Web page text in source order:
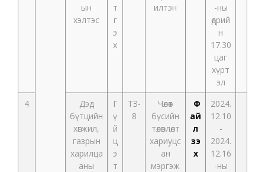
ын
хэлтэс
т
г
э
х
илтэн
-ны
өдрий
н
17.30
цаг
хүрт
эл
4
Дэд
бүтцийн
хөгжил,
газрын
харилца
аны
Г
ү
й
ц
э
т
ТЗ-
8
Чөлөөт
бүсийн
төлөвлөлт
хариуцс
ан
мэргэж
Ф
ай
л
үзэ
х
2024.
12.10
-
2024.
12.16
-ны